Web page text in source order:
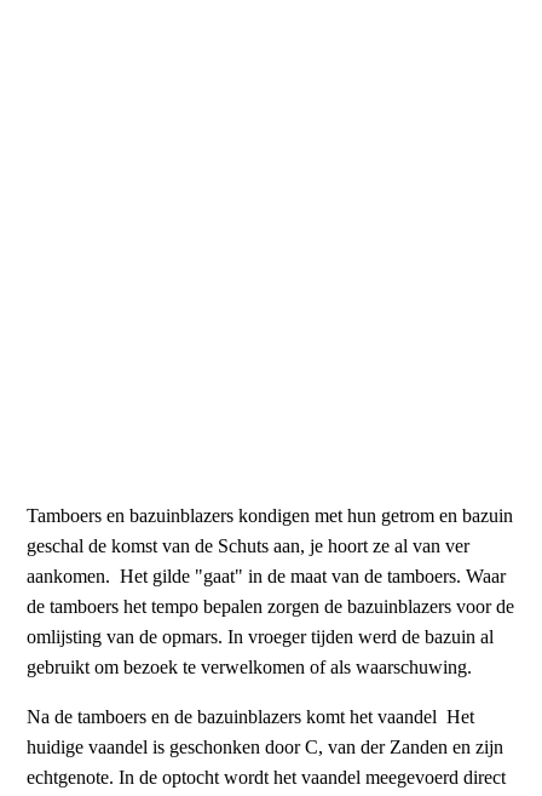
Tamboers en bazuinblazers kondigen met hun getrom en bazuin
geschal de komst van de Schuts aan, je hoort ze al van ver
aankomen. Het gilde "gaat" in de maat van de tamboers. Waar
de tamboers het tempo bepalen zorgen de bazuinblazers voor de
omlijsting van de opmars. In vroeger tijden werd de bazuin al
gebruikt om bezoek te verwelkomen of als waarschuwing.
Na de tamboers en de bazuinblazers komt het vaandel Het
huidige vaandel is geschonken door C, van der Zanden en zijn
echtgenote. In de optocht wordt het vaandel meegevoerd direct